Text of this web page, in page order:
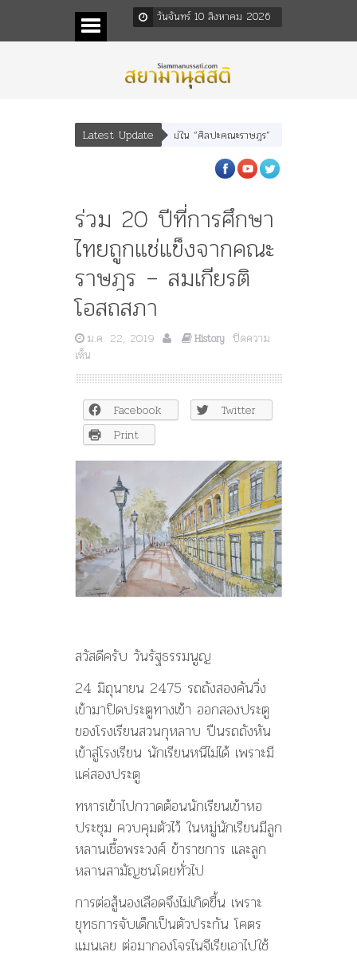
วันจันทร์ 10 สิงหาคม 2026
Latest Update
“เทพีรัฐธรรมนูญ” เทพองค์ใหม่ใน “ศิลปะคณะราษฎร” พระราชมารดา ผู้ทรงปิดท
ร่วม 20 ปีที่การศึกษา
ไทยถูกแช่แข็งจากคณะ
ราษฎร – สมเกียรติ
โอสถสภา
ม.ค. 22, 2019 History ปิดความ
เห็น
ร่วม
20
ปี
ที่
การ
ศึกษา
ไทย
จาก
คณะ
ราษฎร
–
สม
Facebook
Twitter
Print
สวัสดีครับ วันรัฐธรรมนูญ
24 มิถุนายน 2475 รถถังสองคันวิ่ง
เข้ามาปิดประตูทางเข้า ออกสองประตู
ของโรงเรียนสวนกุหลาบ ปืนรถถังหัน
เข้าสู่โรงเรียน นักเรียนหนีไม่ได้ เพราะมี
แค่สองประตู
ทหารเข้าไปกวาดต้อนนักเรียนเข้าหอ
ประชุม ควบคุมตัวไว้ ในหมู่นักเรียนมีลูก
หลานเชื้อพระวงศ์ ข้าราชการ และลูก
หลานสามัญชนโดยทั่วไป
การต่อสู้นองเลือดจึงไม่เกิดขื้น เพราะ
ยุทธการจับเด็กเป็นตัวประกัน โคตร
แมนเลย ต่อมากองโจรไนจีเรียเอาไปใช้